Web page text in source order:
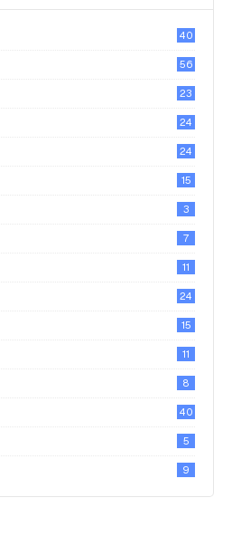
40
56
23
24
24
15
3
7
11
24
15
11
8
40
5
9